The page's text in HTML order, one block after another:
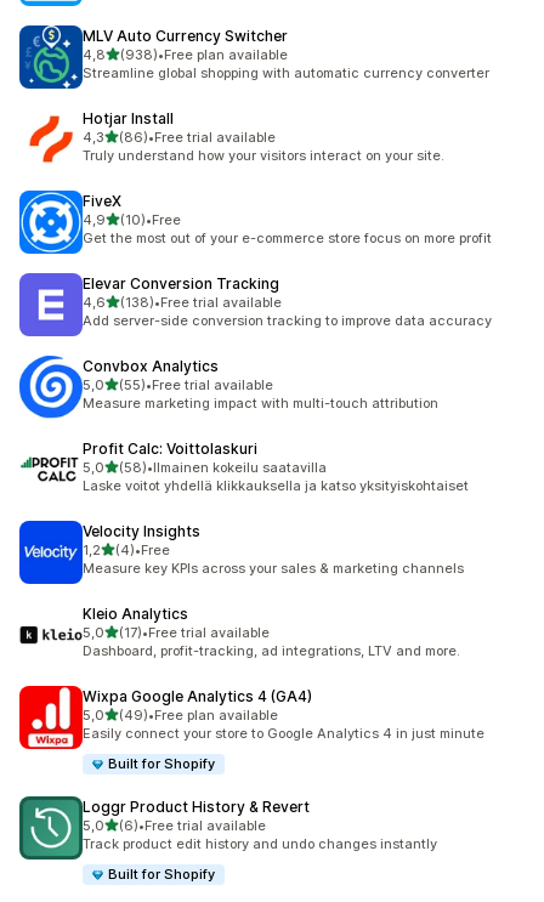
MLV Auto Currency Switcher
4,8/ 5 tähteä
(938)
938 arvostelua yhteensä
•Free plan available
Streamline global shopping with automatic currency converter
Hotjar Install
4,3/ 5 tähteä
(86)
86 arvostelua yhteensä
•Free trial available
Truly understand how your visitors interact on your site.
FiveX
4,9/ 5 tähteä
(10)
10 arvostelua yhteensä
•Free
Get the most out of your e-commerce store focus on more profit
Elevar Conversion Tracking
4,6/ 5 tähteä
(138)
138 arvostelua yhteensä
•Free trial available
Add server-side conversion tracking to improve data accuracy
Convbox Analytics
5,0/ 5 tähteä
(55)
55 arvostelua yhteensä
•Free trial available
Measure marketing impact with multi-touch attribution
Profit Calc: Voittolaskuri
5,0/ 5 tähteä
(58)
58 arvostelua yhteensä
•Ilmainen kokeilu saatavilla
Laske voitot yhdellä klikkauksella ja katso yksityiskohtaiset
Velocity Insights
1,2/ 5 tähteä
(4)
4 arvostelua yhteensä
•Free
Measure key KPIs across your sales & marketing channels
Kleio Analytics
5,0/ 5 tähteä
(17)
17 arvostelua yhteensä
•Free trial available
Dashboard, profit-tracking, ad integrations, LTV and more.
Wixpa Google Analytics 4 (GA4)
5,0/ 5 tähteä
(49)
49 arvostelua yhteensä
•Free plan available
Easily connect your store to Google Analytics 4 in just minute
Built for Shopify
Loggr Product History & Revert
5,0/ 5 tähteä
(6)
6 arvostelua yhteensä
•Free trial available
Track product edit history and undo changes instantly
Built for Shopify